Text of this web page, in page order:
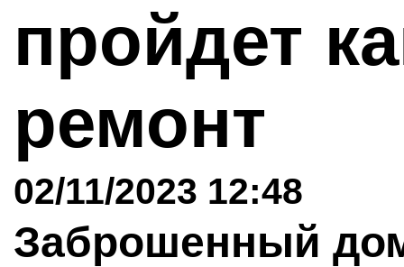
пройдет
ремонт
02/11/2023 12:48
Заброшенный